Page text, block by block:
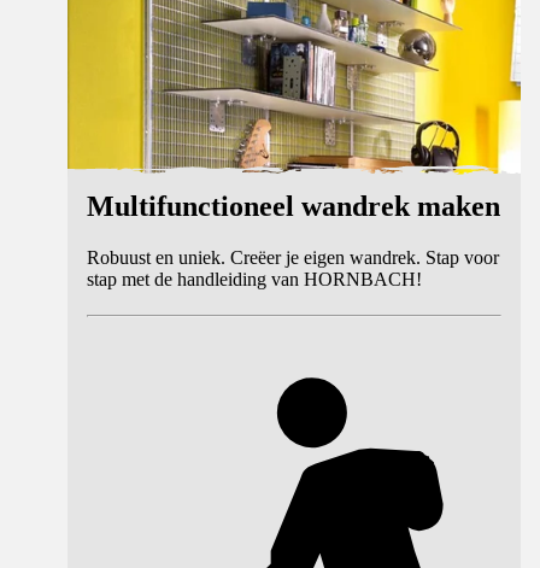
Multifunctioneel wandrek maken
Robuust en uniek. Creëer je eigen wandrek. Stap voor
stap met de handleiding van HORNBACH!